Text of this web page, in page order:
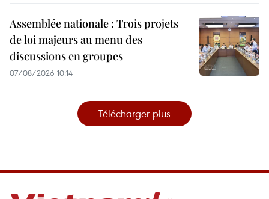
Assemblée nationale : Trois projets
de loi majeurs au menu des
discussions en groupes
07/08/2026 10:14
Télécharger plus